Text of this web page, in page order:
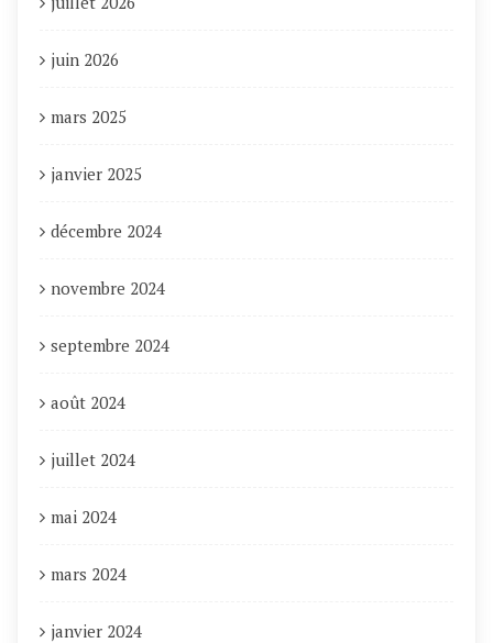
juin 2026
mars 2025
janvier 2025
décembre 2024
novembre 2024
septembre 2024
août 2024
juillet 2024
mai 2024
mars 2024
janvier 2024